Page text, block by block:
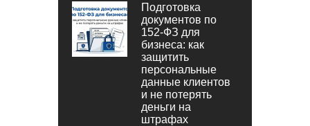
Подготовка
документов по
152‑ФЗ для
бизнеса: как
защитить
персональные
данные клиентов
и не потерять
деньги на
штрафах